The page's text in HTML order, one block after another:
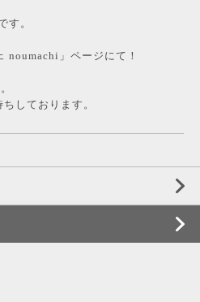
す。
noumachi 」ページにて！
しております。